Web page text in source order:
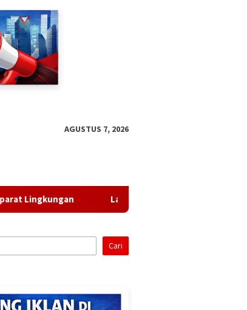
AGUSTUS 7, 2026
Lampung Gandeng BRIN Olah Data Satelit
Cari